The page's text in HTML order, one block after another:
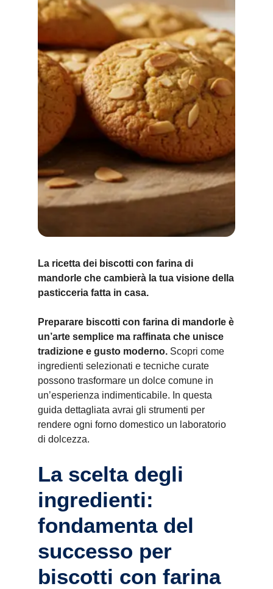
La ricetta dei biscotti con farina di
mandorle che cambierà la tua visione della
pasticceria fatta in casa.
Preparare biscotti con farina di mandorle è
un’arte semplice ma raffinata che unisce
tradizione e gusto moderno. Scopri come
ingredienti selezionati e tecniche curate
possono trasformare un dolce comune in
un’esperienza indimenticabile. In questa
guida dettagliata avrai gli strumenti per
rendere ogni forno domestico un laboratorio
di dolcezza.
La scelta degli
ingredienti:
fondamenta del
successo per
biscotti con farina